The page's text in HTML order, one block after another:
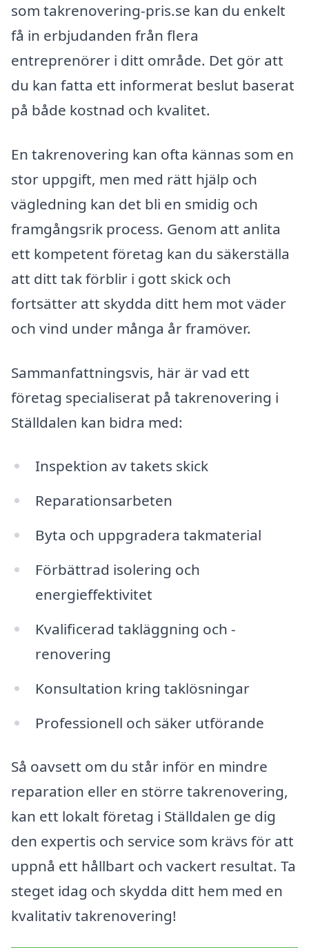
som takrenovering-pris.se kan du enkelt
få in erbjudanden från flera
entreprenörer i ditt område. Det gör att
du kan fatta ett informerat beslut baserat
på både kostnad och kvalitet.
En takrenovering kan ofta kännas som en
stor uppgift, men med rätt hjälp och
vägledning kan det bli en smidig och
framgångsrik process. Genom att anlita
ett kompetent företag kan du säkerställa
att ditt tak förblir i gott skick och
fortsätter att skydda ditt hem mot väder
och vind under många år framöver.
Sammanfattningsvis, här är vad ett
företag specialiserat på takrenovering i
Ställdalen kan bidra med:
Inspektion av takets skick
Reparationsarbeten
Byta och uppgradera takmaterial
Förbättrad isolering och
energieffektivitet
Kvalificerad takläggning och -
renovering
Konsultation kring taklösningar
Professionell och säker utförande
Så oavsett om du står inför en mindre
reparation eller en större takrenovering,
kan ett lokalt företag i Ställdalen ge dig
den expertis och service som krävs för att
uppnå ett hållbart och vackert resultat. Ta
steget idag och skydda ditt hem med en
kvalitativ takrenovering!